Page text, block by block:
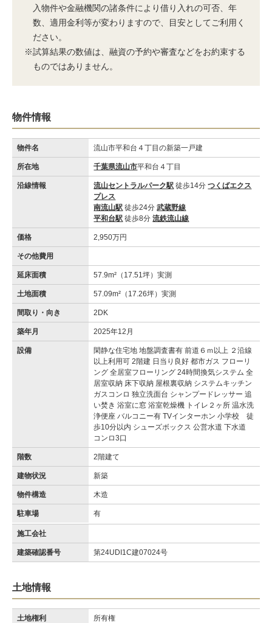
入物件や金融機関の諸条件により借り入れの可否、年
数、適用金利等が変わりますので、目安としてご利用く
ださい。
※試算結果の数値は、融資の予約や審査などをお約束する
ものではありません。
物件情報
物件名 流山市平和台４丁目の新築一戸建
所在地 千葉県流山市平和台４丁目
沿線情報 流山セントラルパーク駅 徒歩14分つくばエクス
プレス
南流山駅 徒歩24分武蔵野線
平和台駅 徒歩8分流鉄流山線
価格 2,950万円
その他費用
延床面積 57.9m²（17.51坪）実測
土地面積 57.09m²（17.26坪）実測
間取り・向き 2DK
築年月 2025年12月
設備
閑静な住宅地 地盤調査書有 前道６ｍ以上 ２沿線
以上利用可 2階建 日当り良好 都市ガス フローリ
ング 全居室フローリング 24時間換気システム 全
居室収納 床下収納 屋根裏収納 システムキッチン
ガスコンロ 独立洗面台 シャンプードレッサー 追
い焚き 浴室に窓 浴室乾燥機 トイレ２ヶ所 温水洗
浄便座 バルコニー有 TVインターホン 小学校 徒
歩10分以内 シューズボックス 公営水道 下水道
コンロ3口
階数 2階建て
建物状況 新築
物件構造 木造
駐車場 有
施工会社
建築確認番号 第24UDI1C建07024号
土地情報
土地権利 所有権